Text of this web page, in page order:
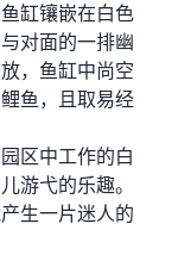
缸镶嵌在白色
对面的一排幽
，鱼缸中尚空
鱼，且取易经
区中工作的白
游弋的乐趣。
生一片迷人的